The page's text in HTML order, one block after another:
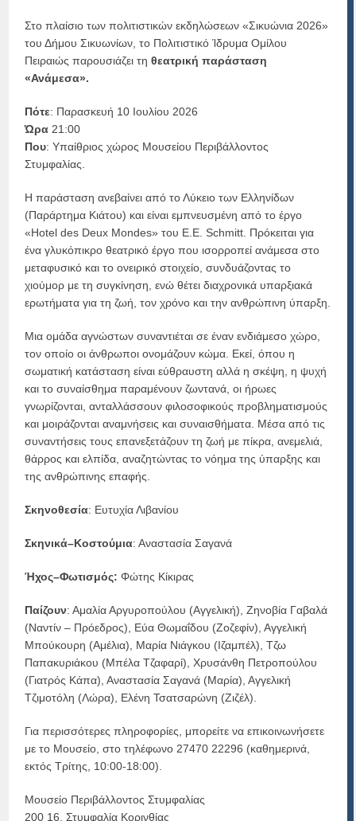
Στο πλαίσιο των πολιτιστικών εκδηλώσεων «Σικυώνια 2026»
του Δήμου Σικυωνίων, το Πολιτιστικό Ίδρυμα Ομίλου
Πειραιώς παρουσιάζει τηθεατρική παράσταση
«Ανάμεσα».
Πότε: Παρασκευή 10 Ιουλίου 2026
Ώρα 21:00
Που: Υπαίθριος χώρος Μουσείου Περιβάλλοντος
Στυμφαλίας.
Η παράσταση ανεβαίνει από το Λύκειο των Ελληνίδων
(Παράρτημα Κιάτου) και είναι εμπνευσμένη από το έργο
«Hotel des Deux Mondes» του Ε.Ε. Schmitt. Πρόκειται για
ένα γλυκόπικρο θεατρικό έργο που ισορροπεί ανάμεσα στο
μεταφυσικό και το ονειρικό στοιχείο, συνδυάζοντας το
χιούμορ με τη συγκίνηση, ενώ θέτει διαχρονικά υπαρξιακά
ερωτήματα για τη ζωή, τον χρόνο και την ανθρώπινη ύπαρξη.
Μια ομάδα αγνώστων συναντιέται σε έναν ενδιάμεσο χώρο,
τον οποίο οι άνθρωποι ονομάζουν κώμα. Εκεί, όπου η
σωματική κατάσταση είναι εύθραυστη αλλά η σκέψη, η ψυχή
και το συναίσθημα παραμένουν ζωντανά, οι ήρωες
γνωρίζονται, ανταλλάσσουν φιλοσοφικούς προβληματισμούς
και μοιράζονται αναμνήσεις και συναισθήματα. Μέσα από τις
συναντήσεις τους επανεξετάζουν τη ζωή με πίκρα, ανεμελιά,
θάρρος και ελπίδα, αναζητώντας το νόημα της ύπαρξης και
της ανθρώπινης επαφής.
Σκηνοθεσία: Ευτυχία Λιβανίου
Σκηνικά–Κοστούμια: Αναστασία Σαγανά
Ήχος–Φωτισμός: Φώτης Κίκιρας
Παίζουν: Αμαλία Αργυροπούλου (Αγγελική), Ζηνοβία Γαβαλά
(Ναντίν – Πρόεδρος), Εύα Θωμαΐδου (Ζοζεφίν), Αγγελική
Μπούκουρη (Αμέλια), Μαρία Νιάγκου (Ιζαμπέλ), Τζω
Παπακυριάκου (Μπέλα Τζαφαρί), Χρυσάνθη Πετροπούλου
(Γιατρός Κάπα), Αναστασία Σαγανά (Μαρία), Αγγελική
Τζιμοτόλη (Λώρα), Ελένη Τσατσαρώνη (Ζιζέλ).
Για περισσότερες πληροφορίες, μπορείτε να επικοινωνήσετε
με το Μουσείο, στο τηλέφωνο 27470 22296 (καθημερινά,
εκτός Τρίτης, 10:00-18:00).
Μουσείο Περιβάλλοντος Στυμφαλίας
200 16, Στυμφαλία Κορινθίας